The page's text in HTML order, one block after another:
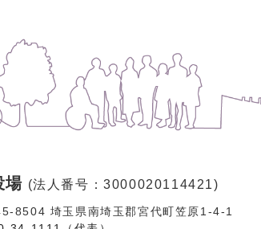
場 (法人番号：3000020114421)
8504 埼玉県南埼玉郡宮代町笠原1-4-1